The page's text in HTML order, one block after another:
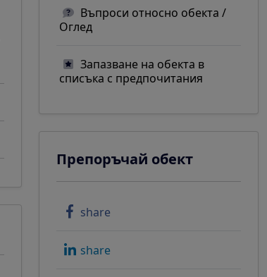
Въпроси относно обекта /
Оглед
Запазване на обекта в
списъка с предпочитания
Препоръчай обект
share
share